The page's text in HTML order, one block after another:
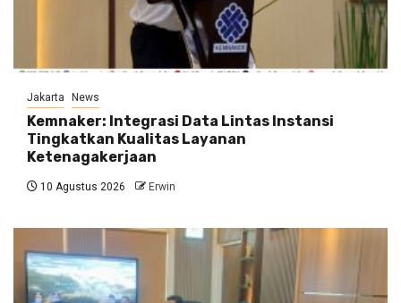
Jakarta News
Kemnaker: Integrasi Data Lintas Instansi
Tingkatkan Kualitas Layanan
Ketenagakerjaan
10 Agustus 2026 Erwin